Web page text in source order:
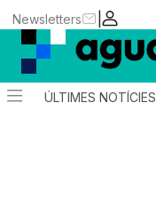
|
Newsletters
ÚLTIMES NOTÍCIES